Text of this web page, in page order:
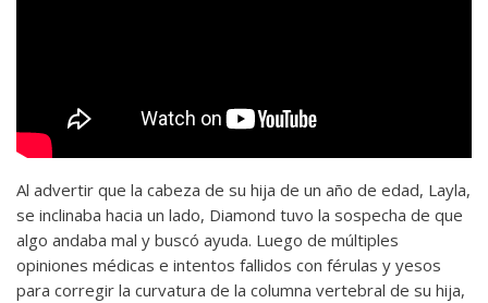
Al advertir que la cabeza de su hija de un año de edad, Layla,
se inclinaba hacia un lado, Diamond tuvo la sospecha de que
algo andaba mal y buscó ayuda. Luego de múltiples
opiniones médicas e intentos fallidos con férulas y yesos
para corregir la curvatura de la columna vertebral de su hija,